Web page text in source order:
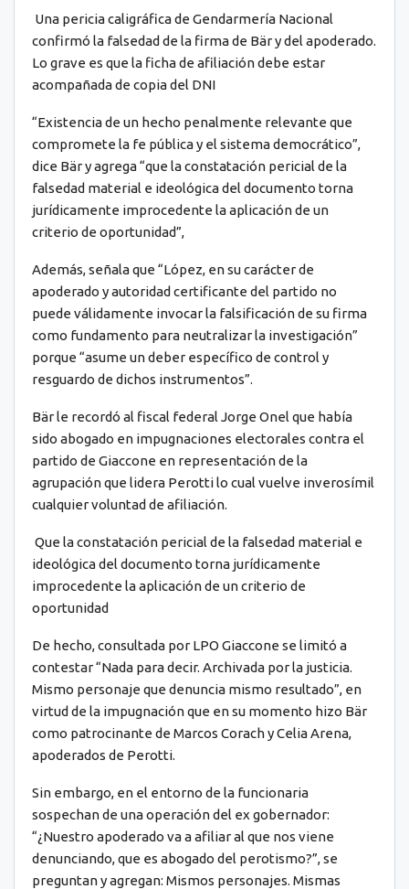
Una pericia caligráfica de Gendarmería Nacional
confirmó la falsedad de la firma de Bär y del apoderado.
Lo grave es que la ficha de afiliación debe estar
acompañada de copia del DNI
“Existencia de un hecho penalmente relevante que
compromete la fe pública y el sistema democrático”,
dice Bär y agrega “que la constatación pericial de la
falsedad material e ideológica del documento torna
jurídicamente improcedente la aplicación de un
criterio de oportunidad”,
Además, señala que “López, en su carácter de
apoderado y autoridad certificante del partido no
puede válidamente invocar la falsificación de su firma
como fundamento para neutralizar la investigación”
porque “asume un deber específico de control y
resguardo de dichos instrumentos”.
Bär le recordó al fiscal federal Jorge Onel que había
sido abogado en impugnaciones electorales contra el
partido de Giaccone en representación de la
agrupación que lidera Perotti lo cual vuelve inverosímil
cualquier voluntad de afiliación.
Que la constatación pericial de la falsedad material e
ideológica del documento torna jurídicamente
improcedente la aplicación de un criterio de
oportunidad
De hecho, consultada por LPO Giaccone se limitó a
contestar “Nada para decir. Archivada por la justicia.
Mismo personaje que denuncia mismo resultado”, en
virtud de la impugnación que en su momento hizo Bär
como patrocinante de Marcos Corach y Celia Arena,
apoderados de Perotti.
Sin embargo, en el entorno de la funcionaria
sospechan de una operación del ex gobernador:
“¿Nuestro apoderado va a afiliar al que nos viene
denunciando, que es abogado del perotismo?”, se
preguntan y agregan: Mismos personajes. Mismas